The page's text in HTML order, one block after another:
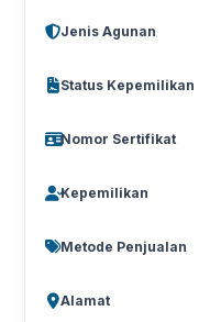
Jenis Agunan
Status Kepemilikan
Nomor Sertifikat
Kepemilikan
Metode Penjualan
Alamat